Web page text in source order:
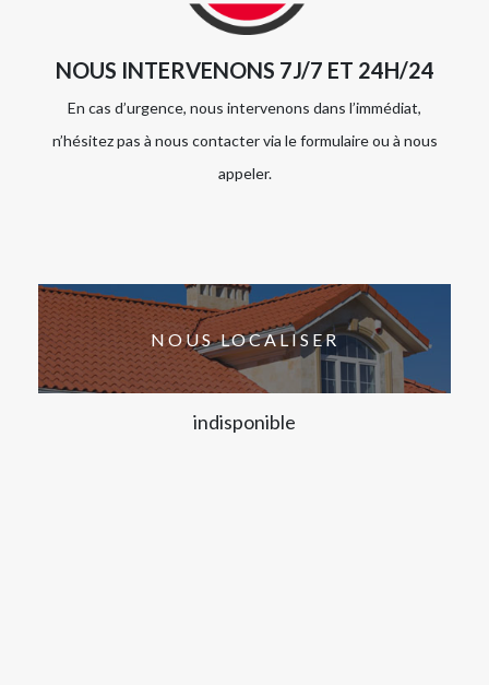
NOUS INTERVENONS 7J/7 ET 24H/24
En cas d’urgence, nous intervenons dans l’immédiat,
n’hésitez pas à nous contacter via le formulaire ou à nous
appeler.
NOUS LOCALISER
indisponible